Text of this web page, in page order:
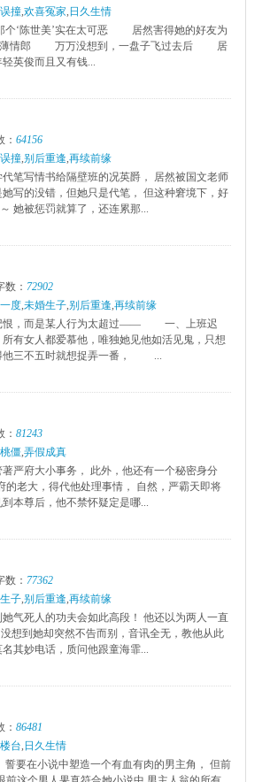
撞,欢喜冤家, 日久生情
陈世美’实在太可恶 居然害得她的好友为
薄情郎 万万没想到，一盘子飞过去后 居
英俊而且又有钱...
64156
撞,别后重逢,再续前缘
笔写情书给隔壁班的况英爵， 居然被国文老师
写的没错，但她只是代笔， 但这种窘境下，好
她被惩罚就算了，还连累那...
： 72902
度,未婚生子,别后重逢,再续前缘
恨，而是某人行为太超过—— 一、上班迟
女人都爱慕他，唯独她见他如活见鬼，只想
他三不五时就想捉弄一番， ...
81243
僵,弄假成真
严府大小事务， 此外，他还有一个秘密身分
老大，得代他处理事情， 自然，严霸天即将
本尊后，他不禁怀疑定是哪...
： 77362
子,别后重逢,再续前缘
气死人的功夫会如此高段！ 他还以为两人一直
想到她却突然不告而别，音讯全无，教他从此
其妙电话，质问他跟童海霏...
： 86481
台, 日久生情
要在小说中塑造一个有血有肉的男主角， 但前